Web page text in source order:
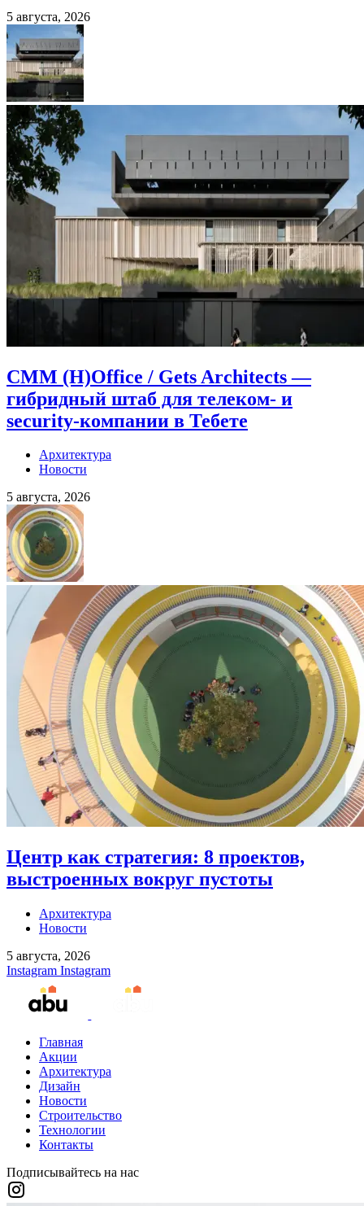
5 августа, 2026
CMM (H)Office / Gets Architects —
гибридный штаб для телеком- и
security-компании в Тебете
Архитектура
Новости
5 августа, 2026
Центр как стратегия: 8 проектов,
выстроенных вокруг пустоты
Архитектура
Новости
5 августа, 2026
Instagram Instagram
Главная
Акции
Архитектура
Дизайн
Новости
Строительство
Технологии
Контакты
Подписывайтесь на нас